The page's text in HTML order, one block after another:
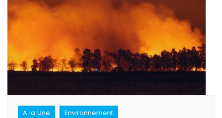
l’article
A la Une Environnement